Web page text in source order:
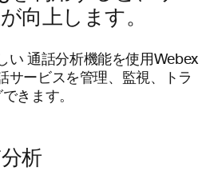
向上します。
い 通話分析機能を使用Webex
サービスを管理、監視、トラ
きます。
析